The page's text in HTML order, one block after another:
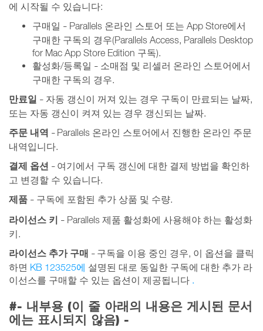
에 시작될 수 있습니다:
구매일 – Parallels 온라인 스토어 또는 App Store에서
구매한 구독의 경우(Parallels Access, Parallels Desktop
for Mac App Store Edition 구독).
활성화/등록일 – 소매점 및 리셀러 온라인 스토어에서
구매한 구독의 경우.
만료일 – 자동 갱신이 꺼져 있는 경우 구독이 만료되는 날짜,
또는 자동 갱신이 켜져 있는 경우 갱신되는 날짜.
주문 내역 – Parallels 온라인 스토어에서 진행한 온라인 주문
내역입니다.
결제 옵션 – 여기에서 구독 갱신에 대한 결제 방법을 확인하
고 변경할 수 있습니다.
제품 – 구독에 포함된 추가 상품 및 수량.
라이선스 키 – Parallels 제품 활성화에 사용해야 하는 활성화
키.
라이선스 추가 구매 – 구독을 이용 중인 경우, 이 옵션을 클릭
하면 KB 123525에 설명된 대로 동일한 구독에 대한 추가 라
이선스를 구매할 수 있는 옵션이 제공됩니다 .
#- 내부용 (이 줄 아래의 내용은 게시된 문서
에는 표시되지 않음) -